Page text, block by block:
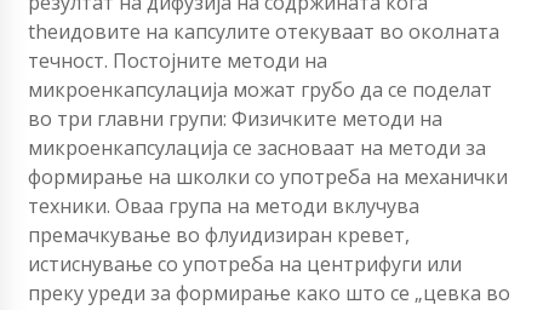
theидовите на капсулите отекуваат во околната
течност. Постојните методи на
микроенкапсулација можат грубо да се поделат
во три главни групи: Физичките методи на
микроенкапсулација се засноваат на методи за
формирање на школки со употреба на механички
техники. Оваа група на методи вклучува
премачкување во флуидизиран кревет,
истиснување со употреба на центрифуги или
преку уреди за формирање како што се „цевка во